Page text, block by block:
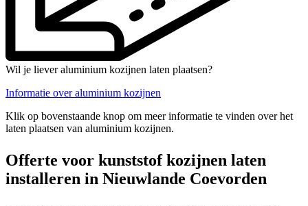
Wil je liever aluminium kozijnen laten plaatsen?
Informatie over aluminium kozijnen
Klik op bovenstaande knop om meer informatie te vinden over het
laten plaatsen van aluminium kozijnen.
Offerte voor kunststof kozijnen laten
installeren in Nieuwlande Coevorden